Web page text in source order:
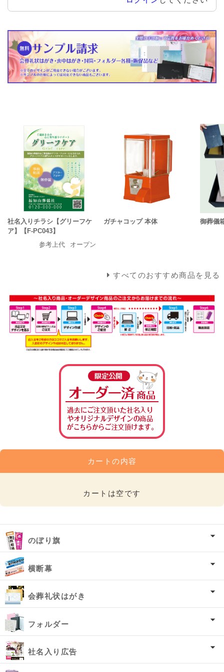
社名入りチラシ【グリーフケ
ア】【F-PC043】
参考上代
オープン
ガチャコップ 本体 御葬儀
すべてのおすすめ商品を見る
カートの内容
カートは空です
のぼり旗
横断幕
会葬礼状はがき
フォルダー
社名入り広告